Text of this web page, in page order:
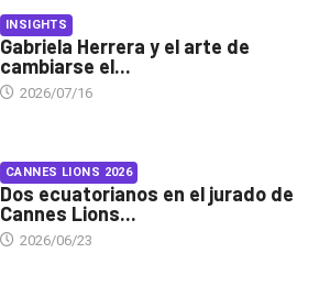
INSIGHTS
Gabriela Herrera y el arte de
cambiarse el...
2026/07/16
CANNES LIONS 2026
Dos ecuatorianos en el jurado de
Cannes Lions...
2026/06/23